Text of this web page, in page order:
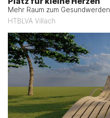
Mehr Raum zum Gesundwerden
HTBLVA Villach